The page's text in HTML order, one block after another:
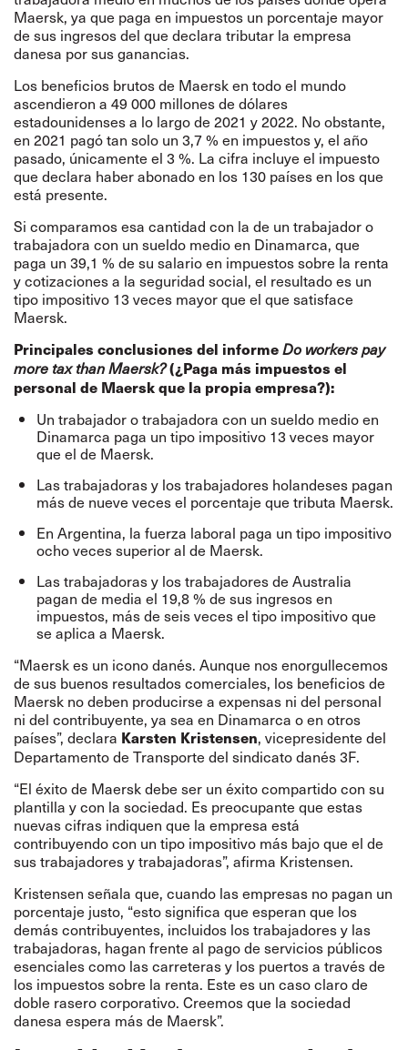
Maersk, ya que paga en impuestos un porcentaje mayor
de sus ingresos del que declara tributar la empresa
danesa por sus ganancias.
Los beneficios brutos de Maersk en todo el mundo
ascendieron a 49 000 millones de dólares
estadounidenses a lo largo de 2021 y 2022. No obstante,
en 2021 pagó tan solo un 3,7 % en impuestos y, el año
pasado, únicamente el 3 %. La cifra incluye el impuesto
que declara haber abonado en los 130 países en los que
está presente.
Si comparamos esa cantidad con la de un trabajador o
trabajadora con un sueldo medio en Dinamarca, que
paga un 39,1 % de su salario en impuestos sobre la renta
y cotizaciones a la seguridad social, el resultado es un
tipo impositivo 13 veces mayor que el que satisface
Maersk.
Principales conclusiones del informeDo workers pay
more tax than Maersk?(¿Paga más impuestos el
personal de Maersk que la propia empresa?):
Un trabajador o trabajadora con un sueldo medio en
Dinamarca paga un tipo impositivo 13 veces mayor
que el de Maersk.
Las trabajadoras y los trabajadores holandeses pagan
más de nueve veces el porcentaje que tributa Maersk.
En Argentina, la fuerza laboral paga un tipo impositivo
ocho veces superior al de Maersk.
Las trabajadoras y los trabajadores de Australia
pagan de media el 19,8 % de sus ingresos en
impuestos, más de seis veces el tipo impositivo que
se aplica a Maersk.
“Maersk es un icono danés. Aunque nos enorgullecemos
de sus buenos resultados comerciales, los beneficios de
Maersk no deben producirse a expensas ni del personal
ni del contribuyente, ya sea en Dinamarca o en otros
países”, declara Karsten Kristensen, vicepresidente del
Departamento de Transporte del sindicato danés 3F.
“El éxito de Maersk debe ser un éxito compartido con su
plantilla y con la sociedad. Es preocupante que estas
nuevas cifras indiquen que la empresa está
contribuyendo con un tipo impositivo más bajo que el de
sus trabajadores y trabajadoras”, afirma Kristensen.
Kristensen señala que, cuando las empresas no pagan un
porcentaje justo, “esto significa que esperan que los
demás contribuyentes, incluidos los trabajadores y las
trabajadoras, hagan frente al pago de servicios públicos
esenciales como las carreteras y los puertos a través de
los impuestos sobre la renta. Este es un caso claro de
doble rasero corporativo. Creemos que la sociedad
danesa espera más de Maersk”.